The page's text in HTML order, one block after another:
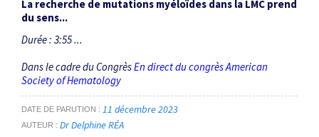
La recherche de mutations myéloïdes dans la LMC prend
du sens...
Durée : 3:55 ...
Dans le cadre du CongrèsEn direct du congrès American
Society of Hematology
DATE DE PARUTION 11 décembre 2023
AUTEUR Dr Delphine RÉA